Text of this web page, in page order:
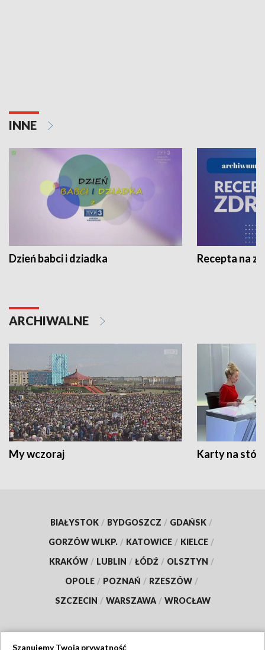
INNE
Dzień babci i dziadka Recepta na
ARCHIWALNE
My wczoraj Karty na
BIAŁYSTOK / BYDGOSZCZ / GDAŃSK /
GORZÓW WLKP. / KATOWICE / KIELCE /
KRAKÓW / LUBLIN / ŁÓDŹ / OLSZTYN /
OPOLE / POZNAŃ / RZESZÓW /
SZCZECIN / WARSZAWA / WROCŁAW
Szanujemy Twoją prywatność